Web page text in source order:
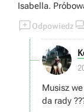
Odpowiedz
Musisz
da rady